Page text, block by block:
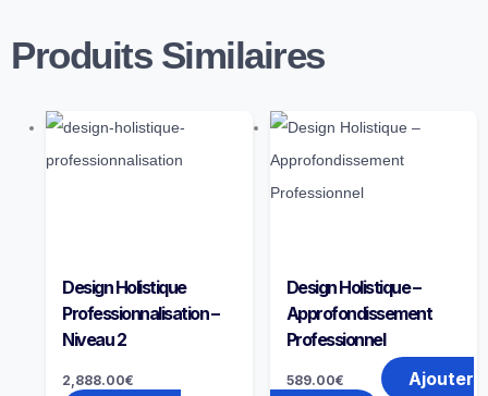
Produits Similaires
Design Holistique
Professionnalisation –
Niveau 2
2,888.00€
Design Holistique –
Approfondissement
Professionnel
589.00€
Ajouter